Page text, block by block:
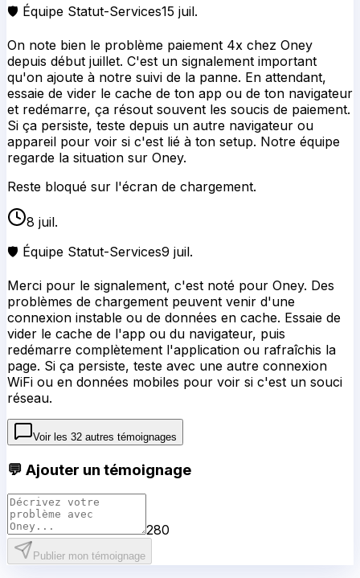
🛡️ Équipe Statut-Services15 juil.
On note bien le problème paiement 4x chez Oney
depuis début juillet. C'est un signalement important
qu'on ajoute à notre suivi de la panne. En attendant,
essaie de vider le cache de ton app ou de ton navigateur
et redémarre, ça résout souvent les soucis de paiement.
Si ça persiste, teste depuis un autre navigateur ou
appareil pour voir si c'est lié à ton setup. Notre équipe
regarde la situation sur Oney.
Reste bloqué sur l'écran de chargement.
8 juil.
🛡️ Équipe Statut-Services9 juil.
Merci pour le signalement, c'est noté pour Oney. Des
problèmes de chargement peuvent venir d'une
connexion instable ou de données en cache. Essaie de
vider le cache de l'app ou du navigateur, puis
redémarre complètement l'application ou rafraîchis la
page. Si ça persiste, teste avec une autre connexion
WiFi ou en données mobiles pour voir si c'est un souci
réseau.
Voir les 32 autres témoignages
💬 Ajouter un témoignage
280
Publier mon témoignage